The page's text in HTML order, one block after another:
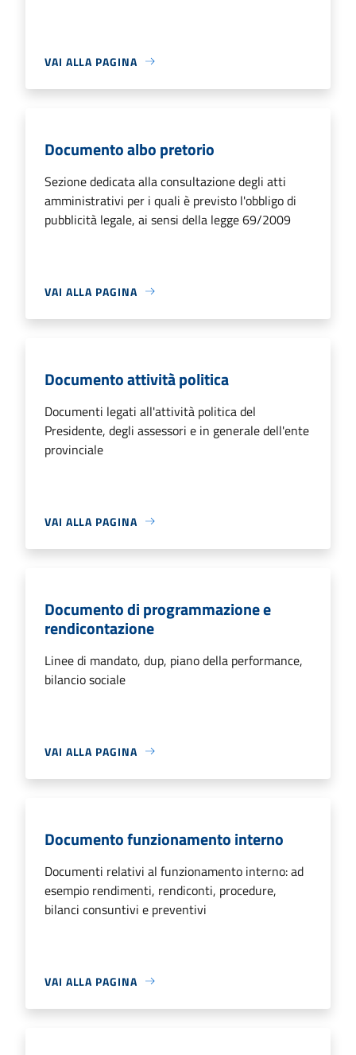
VAI ALLA PAGINA
Documento albo pretorio
Sezione dedicata alla consultazione degli atti
amministrativi per i quali è previsto l'obbligo di
pubblicità legale, ai sensi della legge 69/2009
VAI ALLA PAGINA
Documento attività politica
Documenti legati all'attività politica del
Presidente, degli assessori e in generale dell'ente
provinciale
VAI ALLA PAGINA
Documento di programmazione e
rendicontazione
Linee di mandato, dup, piano della performance,
bilancio sociale
VAI ALLA PAGINA
Documento funzionamento interno
Documenti relativi al funzionamento interno: ad
esempio rendimenti, rendiconti, procedure,
bilanci consuntivi e preventivi
VAI ALLA PAGINA